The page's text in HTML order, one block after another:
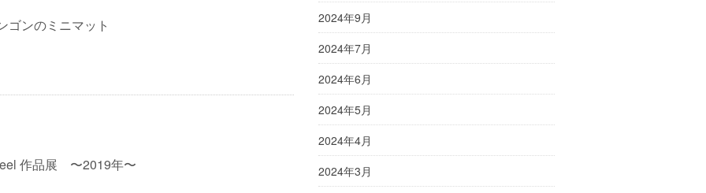
ゴンのミニマット
作品展 〜2019年〜
2024年9月
2024年7月
2024年6月
2024年5月
2024年4月
2024年3月